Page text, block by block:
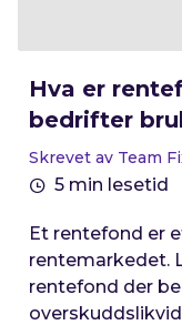
Hva er
bedrifter
Skrevet av Team
5 min lesetid
Et rentefond er
rentemarkedet.
rentefond der